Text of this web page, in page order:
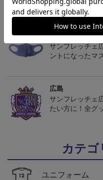
を応援しよう！
広島
サンフレッチェ
ントになったマ
広島
サンフレッチェ
たい方に！全グ
カテゴ
ユニフォーム